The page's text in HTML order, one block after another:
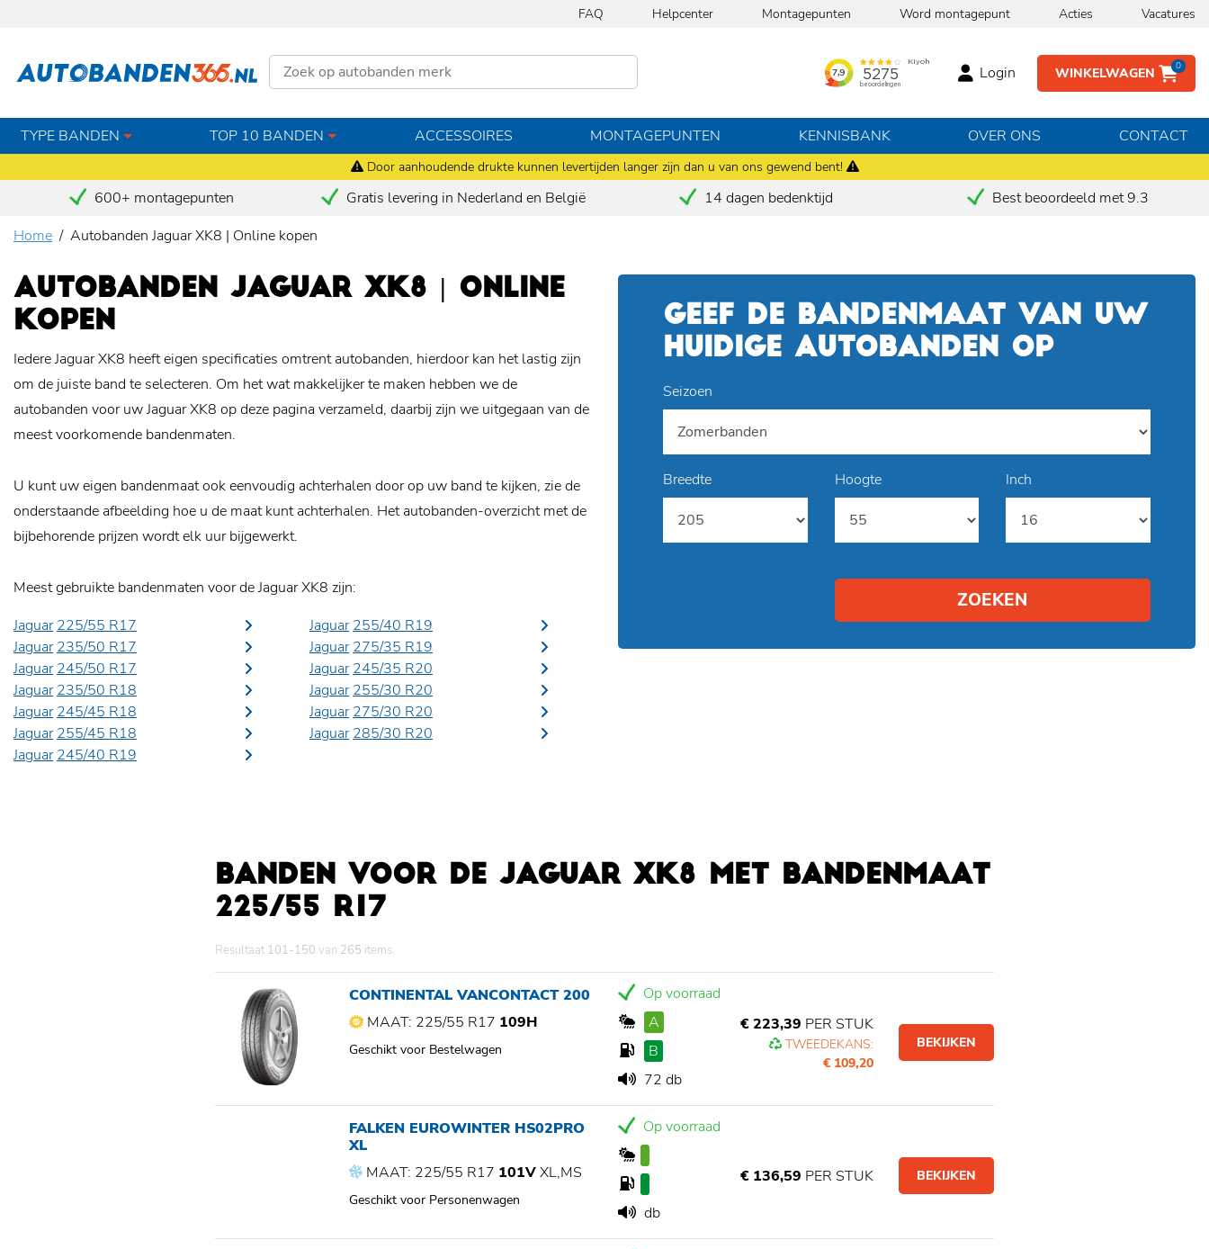
Door aanhoudende drukte kunnen levertijden langer zijn dan u van ons gewend bent!
FAQ Helpcenter Montagepunten Word montagepunt Acties Vacatures
WINKELWAGEN 0
Login
TYPE BANDEN TOP 10 BANDEN ACCESSOIRES MONTAGEPUNTEN KENNISBANK OVER ONS CONTACT
600+ montagepunten Gratis levering in Nederland en België 14 dagen bedenktijd
Best beoordeeld met 9.3
Home
Autobanden Jaguar XK8 | Online kopen
AUTOBANDEN JAGUAR XK8 | ONLINE
KOPEN
Iedere Jaguar XK8 heeft eigen specificaties omtrent autobanden, hierdoor kan het lastig zijn
om de juiste band te selecteren. Om het wat makkelijker te maken hebben we de
autobanden voor uw Jaguar XK8 op deze pagina verzameld, daarbij zijn we uitgegaan van de
meest voorkomende bandenmaten.
U kunt uw eigen bandenmaat ook eenvoudig achterhalen door op uw band te kijken, zie de
onderstaande afbeelding hoe u de maat kunt achterhalen. Het autobanden-overzicht met de
bijbehorende prijzen wordt elk uur bijgewerkt.
Meest gebruikte bandenmaten voor de Jaguar XK8 zijn:
Jaguar 225/55 R17
Jaguar 235/50 R17
Jaguar 245/50 R17
Jaguar 235/50 R18
Jaguar 245/45 R18
Jaguar 255/45 R18
Jaguar 245/40 R19
Jaguar 255/40 R19
Jaguar 275/35 R19
Jaguar 245/35 R20
Jaguar 255/30 R20
Jaguar 275/30 R20
Jaguar 285/30 R20
GEEF DE BANDENMAAT VAN UW
HUIDIGE AUTOBANDEN OP
Seizoen
Breedte Hoogte Inch
ZOEKEN
BANDEN VOOR DE JAGUAR XK8 MET BANDENMAAT
225/55 R17
Resultaat 101-150 van 265 items.
CONTINENTAL VANCONTACT 200
MAAT: 225/55 R17 109H
Geschikt voor Bestelwagen
Op voorraad
A
B
72 db
€ 223,39 PER STUK
TWEEDEKANS:
€ 109,20
BEKIJKEN
FALKEN EUROWINTER HS02PRO
XL
MAAT: 225/55 R17 101VXL,MS
Geschikt voor Personenwagen
Op voorraad
db
€ 136,59 PER STUK BEKIJKEN